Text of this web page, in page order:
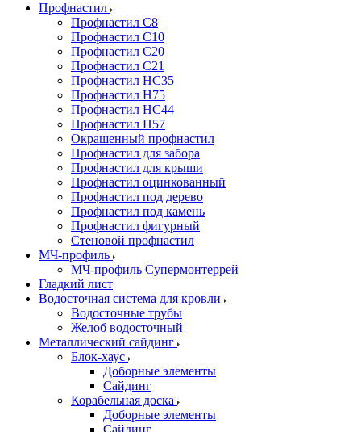
Профнастил
Профнастил С8
Профнастил С10
Профнастил С20
Профнастил С21
Профнастил НС35
Профнастил Н75
Профнастил HC44
Профнастил Н57
Окрашенный профнастил
Профнастил для забора
Профнастил для крыши
Профнастил оцинкованный
Профнастил под дерево
Профнастил под камень
Профнастил фигурный
Стеновой профнастил
МЧ-профиль
МЧ-профиль Супермонтеррей
Гладкий лист
Водосточная система для кровли
Водосточные трубы
Желоб водосточный
Металлический сайдинг
Блок-хаус
Доборные элементы
Сайдинг
Корабельная доска
Доборные элементы
Сайдинг